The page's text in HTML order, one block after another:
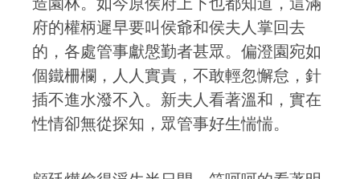
府的權柄遲早要叫侯爺和侯夫人掌回去
的，各處管事獻慇勤者甚眾。偏澄園宛如
個鐵柵欄，人人實責，不敢輕忽懈怠，針
插不進水潑不入。新夫人看著溫和，實在
性情卻無從探知，眾管事好生惴惴。